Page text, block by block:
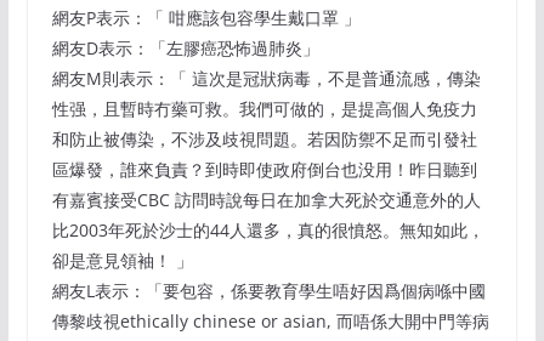
網友P表示：「 咁應該包容學生戴口罩 」
網友D表示：「左膠癌恐怖過肺炎」
網友M則表示：「 這次是冠狀病毒，不是普通流感，傳染
性强，且暫時冇藥可救。我們可做的，是提高個人免疫力
和防止被傳染，不涉及歧視問題。若因防禦不足而引發社
區爆發，誰來負責？到時即使政府倒台也没用！昨日聽到
有嘉賓接受CBC 訪問時說每日在加拿大死於交通意外的人
比2003年死於沙士的44人還多，真的很憤怒。無知如此，
卻是意見領袖！ 」
網友L表示：「要包容，係要教育學生唔好因爲個病喺中國
傳黎歧視ethically chinese or asian, 而唔係大開中門等病